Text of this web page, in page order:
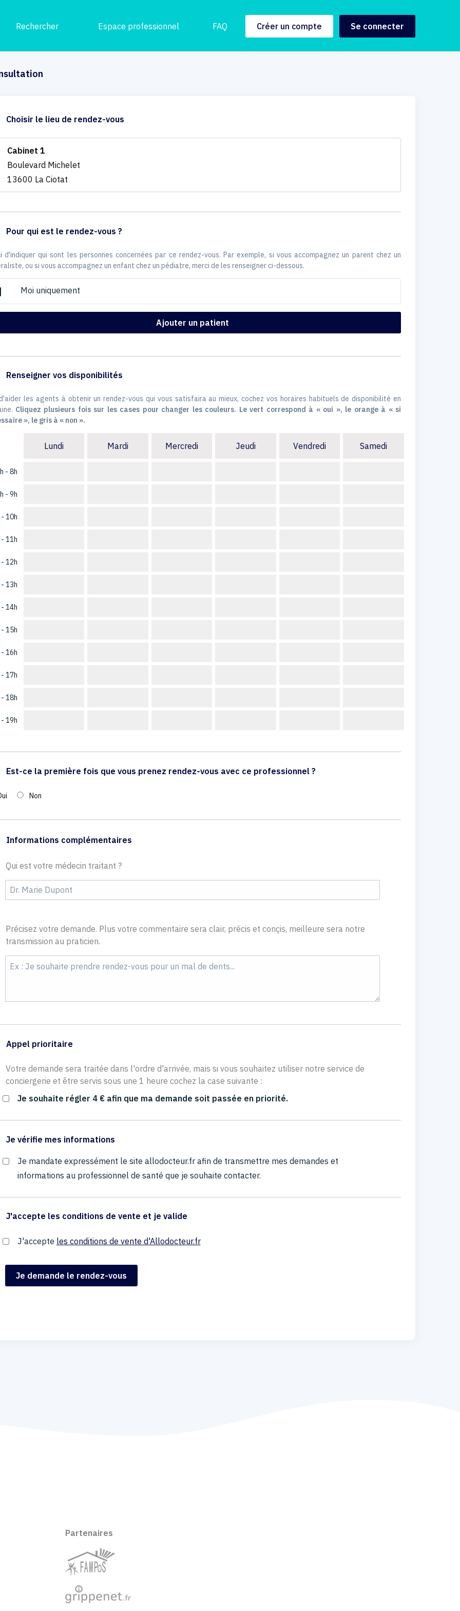
Rechercher Espace professionnel FAQ Créer un compte Se connecter
Choisir le lieu de rendez-vous
Cabinet 1
Boulevard Michelet
13600 La Ciotat
Pour qui est le rendez-vous ?
d'indiquer qui sont les personnes concernées par ce rendez-vous. Par exemple, si vous accompagnez un parent chez un
ou si vous accompagnez un enfant chez un pédiatre, merci de les renseigner ci-dessous.
Moi uniquement
Ajouter un patient
Renseigner vos disponibilités
les agents à obtenir un rendez-vous qui vous satisfaira au mieux, cochez vos horaires habituels de disponibilité en
Cliquez plusieurs fois sur les cases pour changer les couleurs. Le vert correspond à « oui », le orange à « si
», le gris à « non ».
- 8h
- 9h
10h
11h
12h
13h
14h
15h
16h
17h
18h
19h
Lundi Mardi Mercredi Jeudi Vendredi Samedi
Est-ce la première fois que vous prenez rendez-vous avec ce professionnel ?
Non
Informations complémentaires
Qui est votre médecin traitant ?
Précisez votre demande. Plus votre commentaire sera clair, précis et conçis, meilleure sera notre
transmission au praticien.
Appel prioritaire
Votre demande sera traitée dans l'ordre d'arrivée, mais si vous souhaitez utiliser notre service de
conciergerie et être servis sous une 1 heure cochez la case suivante :
Je souhaite régler 4 € afin que ma demande soit passée en priorité.
Je vérifie mes informations
Je mandate expressément le site allodocteur.fr afin de transmettre mes demandes et
informations au professionnel de santé que je souhaite contacter.
J'accepte les conditions de vente et je valide
J'accepte les conditions de vente d'Allodocteur.fr
Partenaires